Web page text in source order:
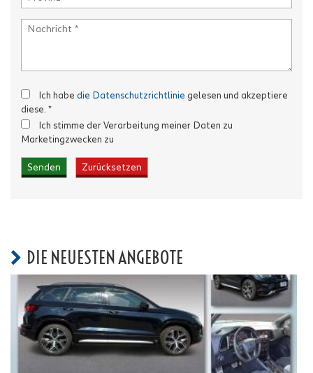
Ich habe die Datenschutzrichtlinie gelesen und akzeptiere
diese. *
Ich stimme der Verarbeitung meiner Daten zu
Marketingzwecken zu
DIE NEUESTEN ANGEBOTE